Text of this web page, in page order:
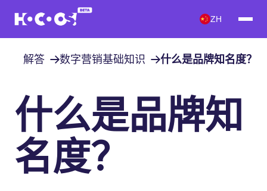
ZH
解答 数字营销基础知识 什么是品牌知名度？
什么是品牌知
名度？